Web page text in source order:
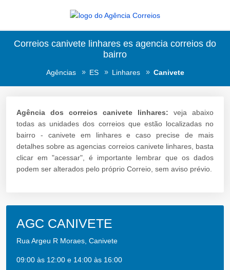
Correios canivete linhares es agencia correios do
bairro
Agências ES Linhares Canivete
Agência dos correios canivete linhares: veja abaixo
todas as unidades dos correios que estão localizadas no
bairro - canivete em linhares e caso precise de mais
detalhes sobre as agencias correios canivete linhares, basta
clicar em "acessar", é importante lembrar que os dados
podem ser alterados pelo próprio Correio, sem aviso prévio.
AGC CANIVETE
Rua Argeu R Moraes, Canivete
09:00 às 12:00 e 14:00 às 16:00